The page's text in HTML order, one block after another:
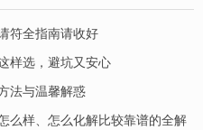
符全指南请收好
样选，避坑又安心
法与温馨解惑
么样、怎么化解比较靠谱的全解